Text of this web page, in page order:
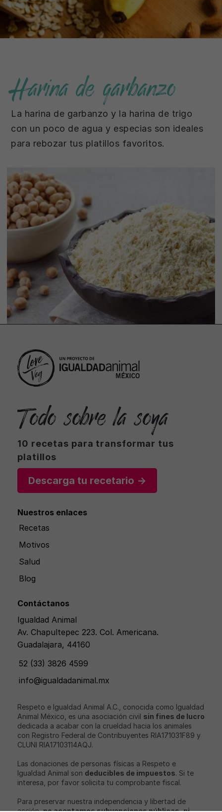
Harina de garbanzo
La harina de garbanzo y la harina de trigo
con un poco de agua y especias son ideales
para rebozar tus platillos favoritos.
Todo sobre la soya
10 recetas para transformar tus
platillos
Descarga tu recetario →
Nuestros enlaces
Recetas
Motivos
Salud
Blog
Contáctanos
Igualdad Animal
Av. Chapultepec 223. Col. Americana.
Guadalajara, 44160
52 (33) 3826 4599
info@igualdadanimal.mx
Respeto e Igualdad Animal A.C., conocida como Igualdad
Animal México, es una asociación civil sin fines de lucro
dedicada a acabar con la crueldad hacia los animales
con Registro Federal de Contribuyentes RIA171031F89 y
CLUNI RIA17103114AQJ.
Las donaciones de personas físicas a Respeto e
Igualdad Animal son deducibles de impuestos. Si te
interesa, por favor solicita tu comprobante fiscal.
Para preservar nuestra independencia y libertad de